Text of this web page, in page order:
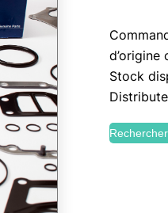
d’origine
Stock